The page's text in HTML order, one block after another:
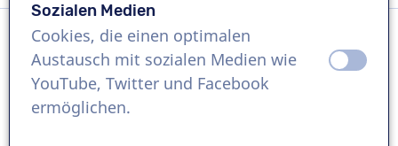
Sprache
Spanisch
Sozialen Medien
Cookies, die einen optimalen
Austausch mit sozialen Medien wie
YouTube, Twitter und Facebook
ermöglichen.
ausan